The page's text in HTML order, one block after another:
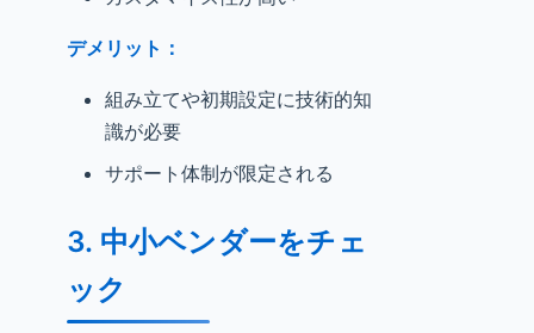
デメリット：
組み立てや初期設定に技術的知
識が必要
サポート体制が限定される
3. 中小ベンダーをチェ
ック